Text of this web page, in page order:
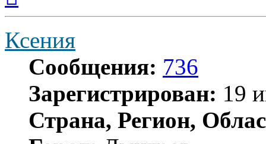
началу
Ксения
Сообщения: 736
Зарегистрирован: 19
Страна, Регион,